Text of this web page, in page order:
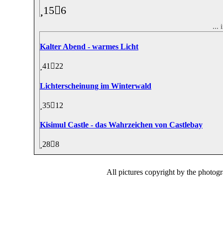
15 6
...
Kalter Abend - warmes Licht
41 22
Lichterscheinung im Winterwald
35 12
Kisimul Castle - das Wahrzeichen von Castlebay
28 8
All pictures copyright by the